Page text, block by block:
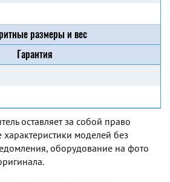
размеры и вес
Гарантия
оставляет за собой право
характеристики моделей без
оборудование на фото